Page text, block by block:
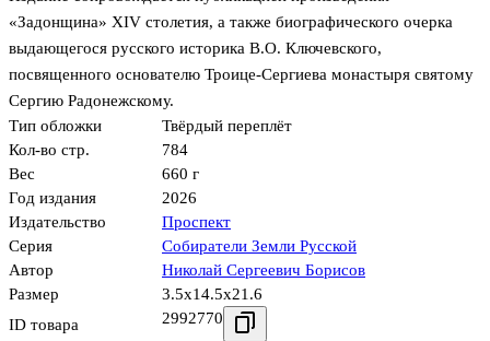
«Задонщина» XIV столетия, а также биографического очерка
выдающегося русского историка В.О. Ключевского,
посвященного основателю Троице-Сергиева монастыря святому
Сергию Радонежскому.
Тип обложки
Твёрдый переплёт
Кол-во стр.
784
Вес
660 г
Год издания
2026
Издательство
Проспект
Серия
Собиратели Земли Русской
Автор
Николай Сергеевич Борисов
Размер
3.5x14.5x21.6
ID товара
2992770